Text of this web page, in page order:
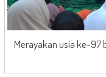
Merayakan usia ke-97